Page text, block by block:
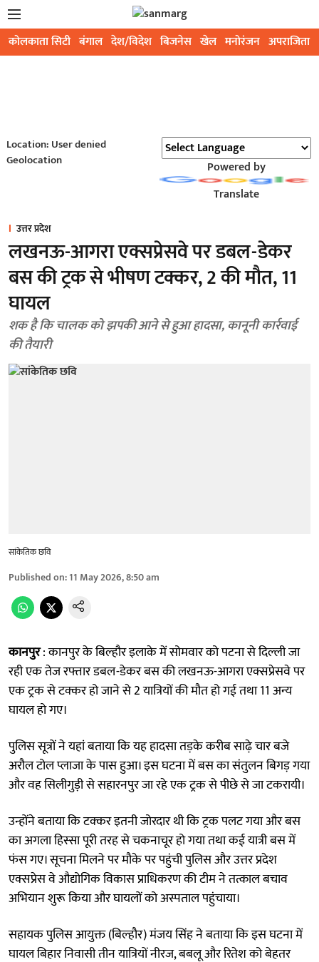
कोलकाता सिटी बंगाल देश/विदेश बिजनेस खेल मनोरंजन अपराजिता
Location: User denied
Geolocation
Powered by
Translate
उत्तर प्रदेश
लखनऊ-आगरा एक्सप्रेसवे पर डबल-डेकर
बस की ट्रक से भीषण टक्कर, 2 की मौत, 11
घायल
शक है कि चालक को झपकी आने से हुआ हादसा, कानूनी कार्रवाई
की तैयारी
सांकेतिक छवि
Published on:11 May 2026, 8:50 am
कानपुर: कानपुर के बिल्हौर इलाके में सोमवार को पटना से दिल्ली जा
रही एक तेज रफ्तार डबल-डेकर बस की लखनऊ-आगरा एक्सप्रेसवे पर
एक ट्रक से टक्कर हो जाने से 2 यात्रियों की मौत हो गई तथा 11 अन्य
घायल हो गए।
पुलिस सूत्रों ने यहां बताया कि यह हादसा तड़के करीब साढ़े चार बजे
अरौल टोल प्लाजा के पास हुआ। इस घटना में बस का संतुलन बिगड़ गया
और वह सिलीगुड़ी से सहारनपुर जा रहे एक ट्रक से पीछे से जा टकरायी।
उन्होंने बताया कि टक्कर इतनी जोरदार थी कि ट्रक पलट गया और बस
का अगला हिस्सा पूरी तरह से चकनाचूर हो गया तथा कई यात्री बस में
फंस गए। सूचना मिलने पर मौके पर पहुंची पुलिस और उत्तर प्रदेश
एक्सप्रेस वे औद्योगिक विकास प्राधिकरण की टीम ने तत्काल बचाव
अभियान शुरू किया और घायलों को अस्पताल पहुंचाया।
सहायक पुलिस आयुक्त (बिल्हौर) मंजय सिंह ने बताया कि इस घटना में
घायल बिहार निवासी तीन यात्रियों नीरज, बबलू और रितेश को बेहतर